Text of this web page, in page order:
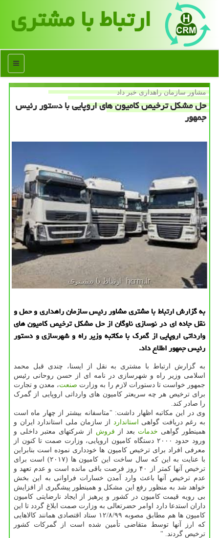
ارتباط با مشتری
منو
مشاور سازمان راهداری خبر داد
حل مشكل ترخیص كامیون های اروپایی با دستور رئیس
جمهور
به گزارش ارتباط با مشتری مشاور رئیس سازمان راهداری و حمل و
نقل جاده ای در نوسازی ناوگان از حل مشكل ترخیص كامیون های
وارداتی اروپایی از گمرك با مكاتبه وزیر راه و شهرسازی و دستور
رئیس جمهور اطلاع داد.
به گزارش ارتباط با مشتری به نقل از ایسنا، چندی قبل محمد
اسلامی وزیر راه و شهرسازی در نامه ای از حسن روحانی رئیس
جمهور خواست تا دستورات لازم را به وزارت صنعت، معدن و تجارت
برای ترخیص هر چه سریعتر کامیون های وارداتی اروپایی از گمرک
را صادر کند.
وی در این مکاتبه اظهار داشت: "متاسفانه بیشتر از چهار ماه است
به رغم دریافت گواهی
استاندارد از سازمان ملی استاندارد ایران و
همینطور گواهی خدمات بعد از فروش از شرکتهای معتبر داخلی و
ورود حدود ۲۰۰۰ دستگاه کامیون اروپایی، وزارت صمت تا کنون از
معرفی افراد برای ترخیص کامیون ها خودداری نموده است بنابراین
با عنایت به این که سال ساخت این کامیون ها (۲۰۱۷) است برای
ترخیص آنها کمتر از ۴۰ روز فرصت باقی مانده است و عدم تعهد و
عدم ترخیص آنها باعث وارد آمدن خسارات فراوانی به این بخش
خواهد شد به منظور رفع این مشکل و همینطور پیشگیری از افزایش
بی رویه قیمت کامیون در کشور و پرهیز از ایجاد نارضایتی کامیون
داران استدعا دارد اوامر حضرتعالی به وزارت صمت ابلاغ گردد تا این
کامیون ها هم مطابق مصوبه ۱۲/۸/۹۹ ستاد اقتصادی همانند کالاهایی
که ارز آنها توسط متقاضی تأمین شده است از گمرکات کشور
ترخیص گردند. "